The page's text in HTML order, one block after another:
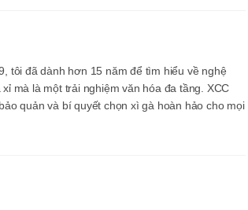
tôi đã dành hơn 15 năm để tìm hiểu về nghệ
mà là một trải nghiệm văn hóa đa tầng. XCC
quản và bí quyết chọn xì gà hoàn hảo cho mọi